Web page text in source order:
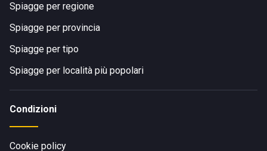
Spiagge per regione
Spiagge per provincia
Spiagge per tipo
Spiagge per località più popolari
Condizioni
Cookie policy